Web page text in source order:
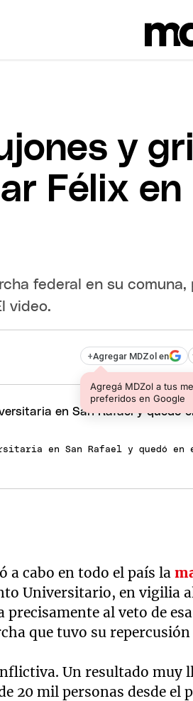
y
Félix
federal en su comuna,
video.
+Agregar MDZol en
Agregá MDZol a tus
preferidos en Google
en San Rafael y quedó en
a cabo en todo el país la
Universitario, en vigilia
precisamente al veto de
que tuvo su
Un resultado muy
20 mil personas desde el